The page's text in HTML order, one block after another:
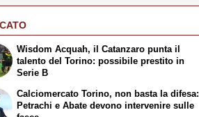
Wisdom Acquah, il Catanzaro punta il
talento del Torino: possibile prestito in
Serie B
Calciomercato Torino, non basta la difesa:
Petrachi e Abate devono intervenire sulle